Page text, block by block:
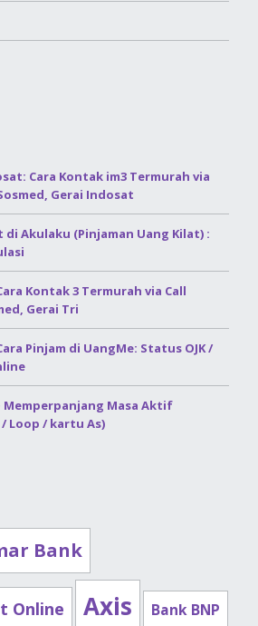
Cara Kontak im3 Termurah via
Gerai Indosat
di Akulaku (Pinjaman Uang Kilat) :
Kontak 3 Termurah via Call
Gerai Tri
Pinjam di UangMe: Status OJK /
Memperpanjang Masa Aktif
Loop / kartu As)
Bank
Online Axis Bank BNP